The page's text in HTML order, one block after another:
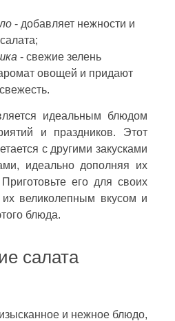
- добавляет нежности и
- свежие зелень
овощей и придают
идеальным блюдом
и праздников. Этот
с другими закусками
идеально дополняя их
его для своих
их великолепным вкусом и
блюда.
салата
и нежное блюдо,